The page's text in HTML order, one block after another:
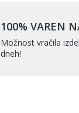
100% VAREN
Možnost vračila
dneh!